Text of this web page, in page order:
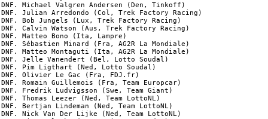
DNF. Michael Valgren Andersen (Den, Tinkoff)
DNF. Julian Arredondo (Col, Trek Factory Racing)
DNF. Bob Jungels (Lux, Trek Factory Racing)
DNF. Calvin Watson (Aus, Trek Factory Racing)
DNF. Matteo Bono (Ita, Lampre)
DNF. Sébastien Minard (Fra, AG2R La Mondiale)
DNF. Matteo Montaguti (Ita, AG2R La Mondiale)
DNF. Jelle Vanendert (Bel, Lotto Soudal)
DNF. Pim Ligthart (Ned, Lotto Soudal)
DNF. Olivier Le Gac (Fra, FDJ.fr)
DNF. Romain Guillemois (Fra, Team Europcar)
DNF. Fredrik Ludvigsson (Swe, Team Giant)
DNF. Thomas Leezer (Ned, Team LottoNL)
DNF. Bertjan Lindeman (Ned, Team LottoNL)
DNF. Nick Van Der Lijke (Ned, Team LottoNL)